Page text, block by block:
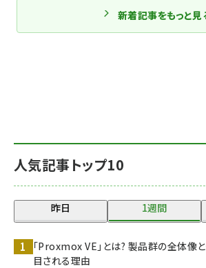
人気記事トップ10
昨日 1週間
「Proxmox VE」とは? 製品群の全体像
目される理由
新着記事をもっと見